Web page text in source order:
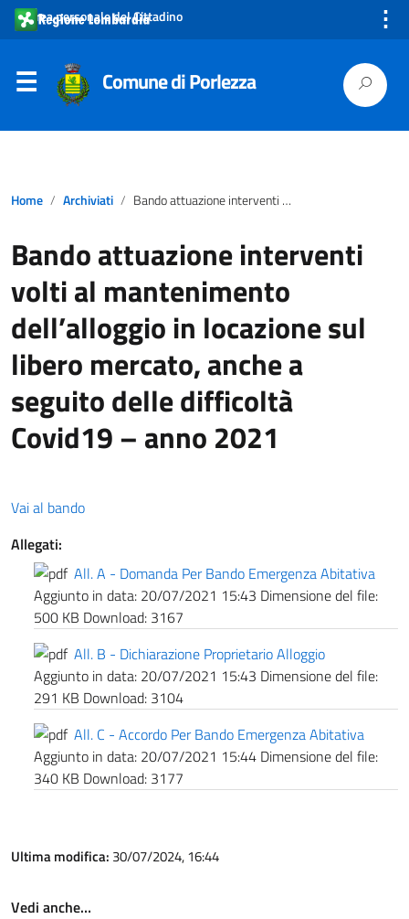
Area personale del Cittadino ⋮
Comune di Porlezza
Home Archiviati Bando attuazione interventi volti al mantenimento dell’alloggio in locazione sul libero mercato, anche a seguito delle difficoltà Covid19 – anno 2021
Bando attuazione interventi
volti al mantenimento
dell’alloggio in locazione sul
libero mercato, anche a
seguito delle difficoltà
Covid19 – anno 2021
Vai al bando
Allegati:
All. A - Domanda Per Bando Emergenza Abitativa
Aggiunto in data: 20/07/2021 15:43 Dimensione del file:
500 KB Download: 3167
All. B - Dichiarazione Proprietario Alloggio
Aggiunto in data: 20/07/2021 15:43 Dimensione del file:
291 KB Download: 3104
All. C - Accordo Per Bando Emergenza Abitativa
Aggiunto in data: 20/07/2021 15:44 Dimensione del file:
340 KB Download: 3177
Ultima modifica: 30/07/2024, 16:44
Vedi anche…